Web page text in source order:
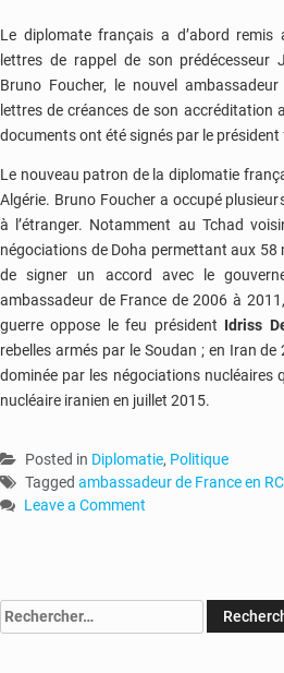
Le diplomate français a d’abord remis
lettres de rappel de son prédécesseur
Bruno Foucher, le nouvel
lettres de créances de son accréditation
documents ont été signés par le
Le nouveau patron de la diplomatie
Algérie. Bruno Foucher a occupé
à l’étranger. Notamment au Tchad
négociations de Doha permettant aux
de signer un accord avec le
ambassadeur de France de 2006 à
guerre oppose le feu président Idriss
rebelles armés par le Soudan ; en Iran
dominée par les négociations nucléaires
nucléaire iranien en juillet 2015.
Posted in Diplomatie, Politique
Tagged ambassadeur de France en
Leave a Comment
nouvel
Rechercher :